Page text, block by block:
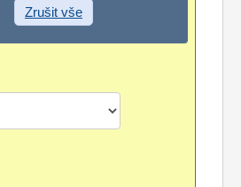
Zrušit vše